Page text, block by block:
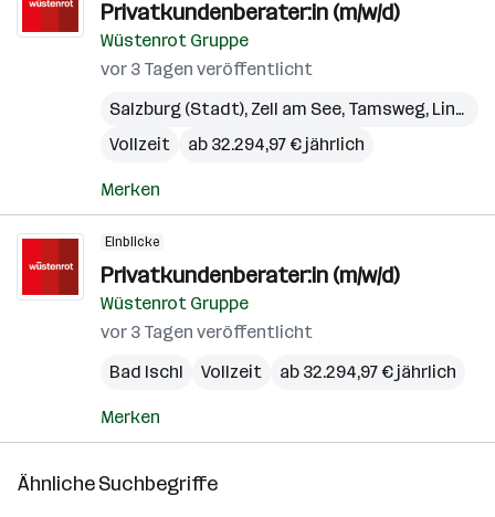
Privatkundenberater:in (m/w/d)
Wüstenrot Gruppe
vor 3 Tagen veröffentlicht
Salzburg (Stadt), Zell am See, Tamsweg, Linz
Vollzeit
ab 32.294,97 € jährlich
Merken
Einblicke
Privatkundenberater:in (m/w/d)
Wüstenrot Gruppe
vor 3 Tagen veröffentlicht
Bad Ischl
Vollzeit ab 32.294,97 € jährlich
Merken
Ähnliche Suchbegriffe